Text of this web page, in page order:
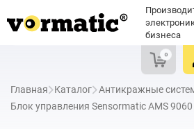
бизнеса
0
Очистить список
Очистить
Главная Каталог Антикражные
Блок управления Sensormatic AMS 9060